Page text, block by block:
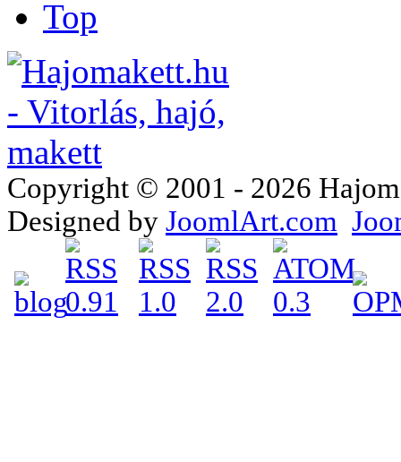
Top
Copyright © 2001 - 2026
Designed by JoomlArt.com